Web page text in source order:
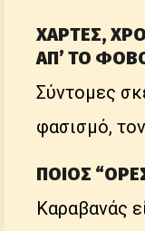
ΧΑΡΤΕΣ,
ΑΠ’ ΤΟ
Σύντομες
φασισμό,
ΠΟΙΟΣ
Καραβανάς